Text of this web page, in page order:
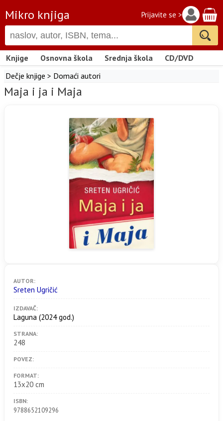
Mikro knjiga Prijavite se >
Knjige Osnovna škola Srednja škola
CD/DVD
Dečje knjige > Domaći autori
Maja i ja i Maja
AUTOR:
Sreten Ugričić
IZDAVAČ:
Laguna (2024 god.)
STRANA:
248
POVEZ:
FORMAT:
13x20 cm
ISBN:
9788652109296